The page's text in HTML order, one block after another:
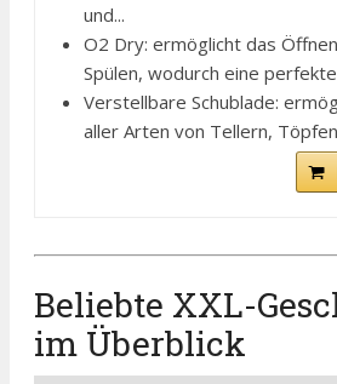
und...
O2 Dry: ermöglicht das
Spülen, wodurch eine
Verstellbare Schublade:
aller Arten von Tellern,
Beliebte XXL-
im Überblick